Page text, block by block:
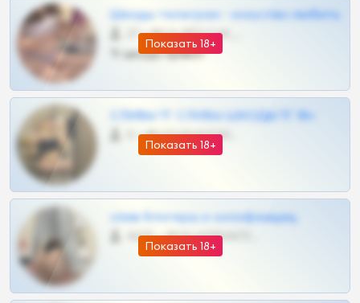
Показать 18+
Шкоды телеграм - искуство любить
27 •
Тг шкоды приват
Показать 18+
СЛИВЫ ТГ СЛИВЫ ШКОДЫ ТГ 18+
0 •
Показать 18+
слив блогерш и онлифанщиц
4675 •